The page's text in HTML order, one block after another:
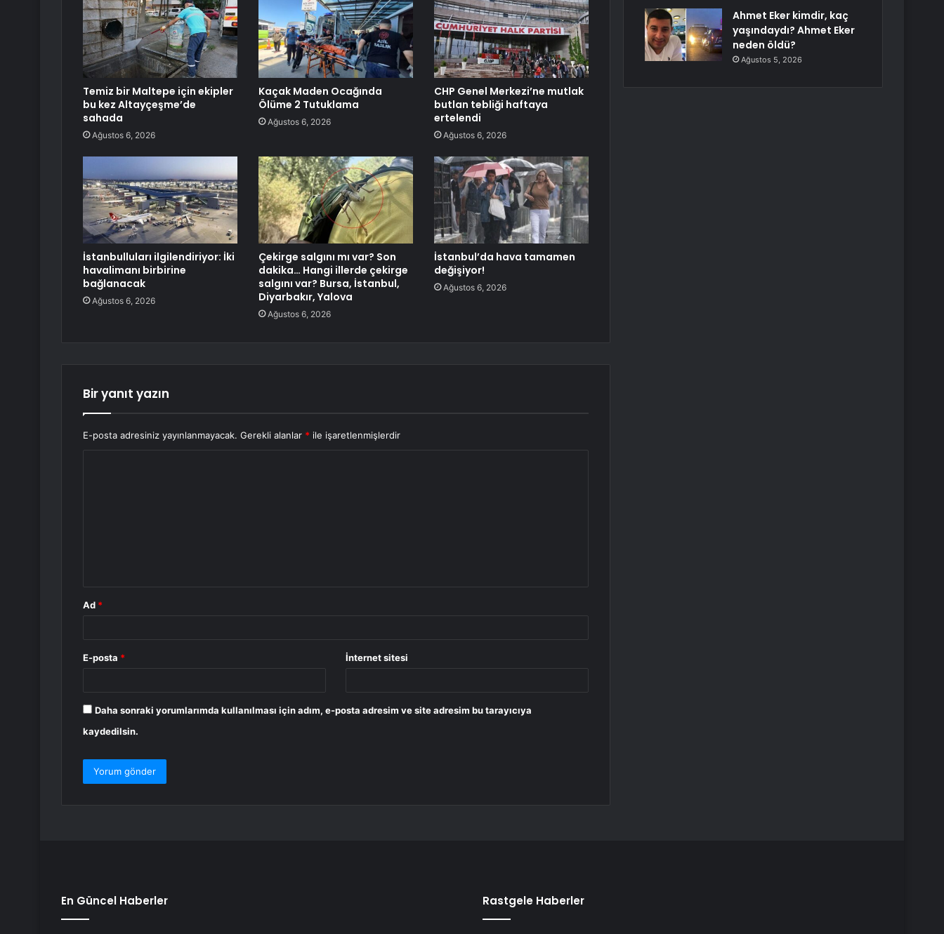
Temiz bir Maltepe için ekipler
bu kez Altayçeşme’de
sahada
Ağustos 6, 2026
Kaçak Maden Ocağında
Ölüme 2 Tutuklama
Ağustos 6, 2026
CHP Genel Merkezi’ne mutlak
butlan tebliği haftaya
ertelendi
Ağustos 6, 2026
İstanbulluları ilgilendiriyor: İki
havalimanı birbirine
bağlanacak
Ağustos 6, 2026
Çekirge salgını mı var? Son
dakika… Hangi illerde çekirge
salgını var? Bursa, İstanbul,
Diyarbakır, Yalova
Ağustos 6, 2026
İstanbul’da hava tamamen
değişiyor!
Ağustos 6, 2026
Bir yanıt yazın
E-posta adresiniz yayınlanmayacak. Gerekli alanlar * ile işaretlenmişlerdir
Ad *
E-posta * İnternet sitesi
Daha sonraki yorumlarımda kullanılması için adım, e-posta adresim ve site adresim bu tarayıcıya
kaydedilsin.
Ahmet Eker kimdir, kaç
yaşındaydı? Ahmet Eker
neden öldü?
Ağustos 5, 2026
En Güncel Haberler Rastgele Haberler